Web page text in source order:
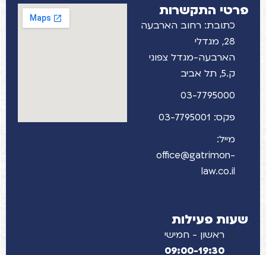
פרטי התקשרות
כתובת: רחוב הארבעה
28, מגדלי
הארבעה-מגדל צפוני
ק.5, תל אביב
03-7795000
פקס: 03-7795001
מייל:
office@gatrimon-
law.co.il
שעות פעילות
ראשון - חמישי
09:00-19:30